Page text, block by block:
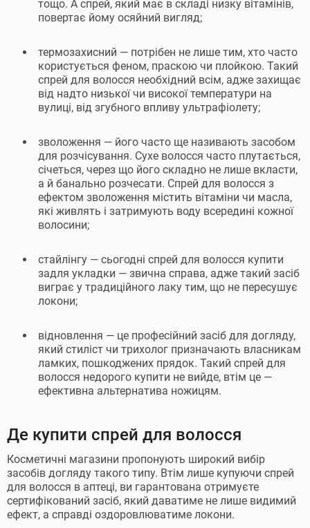
тощо. А спрей, який має в складі низку вітамінів,
повертає йому осяйний вигляд;
термозахисний — потрібен не лише тим, хто часто
користується феном, праскою чи плойкою. Такий
спрей для волосся необхідний всім, адже захищає
від надто низької чи високої температури на
вулиці, від згубного впливу ультрафіолету;
зволоження — його часто ще називають засобом
для розчісування. Сухе волосся часто плутається,
січеться, через що його складно не лише вкласти,
а й банально розчесати. Спрей для волосся з
ефектом зволоження містить вітаміни чи масла,
які живлять і затримують воду всередині кожної
волосини;
стайлінгу — сьогодні спрей для волосся купити
задля укладки — звична справа, адже такий засіб
виграє у традиційного лаку тим, що не пересушує
локони;
відновлення — це професійний засіб для догляду,
який стиліст чи трихолог призначають власникам
ламких, пошкоджених прядок. Такий спрей для
волосся недорого купити не вийде, втім це —
ефективна альтернатива ножицям.
Де купити спрей для волосся
Косметичні магазини пропонують широкий вибір
засобів догляду такого типу. Втім лише купуючи спрей
для волосся в аптеці, ви гарантована отримуєте
сертифікований засіб, який даватиме не лише видимий
ефект, а справді оздоровлюватиме локони.